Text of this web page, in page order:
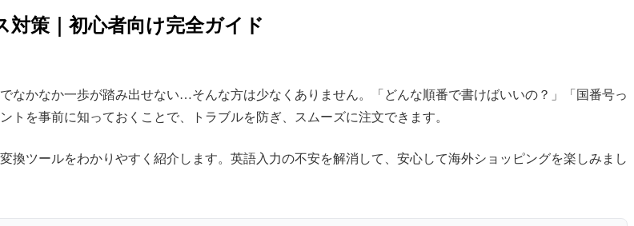
対策｜初心者向け完全ガイド
なかなか一歩が踏み出せない…そんな方は少なくありません。「どんな順番で書けばいいの？」「国番号っ
を事前に知っておくことで、トラブルを防ぎ、スムーズに注文できます。
ツールをわかりやすく紹介します。英語入力の不安を解消して、安心して海外ショッピングを楽しみまし